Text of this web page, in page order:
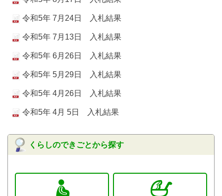
令和5年 7月24日 入札結果
令和5年 7月13日 入札結果
令和5年 6月26日 入札結果
令和5年 5月29日 入札結果
令和5年 4月26日 入札結果
令和5年 4月 5日 入札結果
くらしのできごとから探す